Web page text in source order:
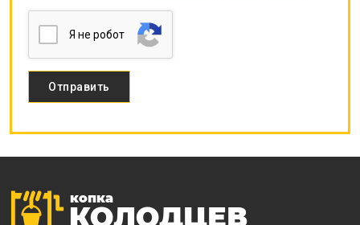
Я нe poбoт